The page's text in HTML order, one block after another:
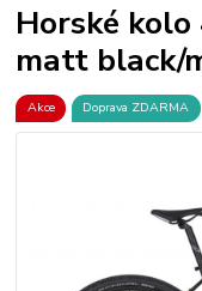
Horské kolo
matt black/
Akce Doprava ZDARMA